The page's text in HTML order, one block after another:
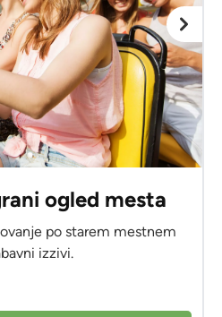
ogled mesta
po starem mestnem
izzivi.